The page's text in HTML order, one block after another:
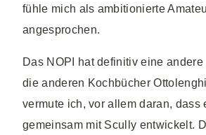
fühle mich als ambitionierte
angesprochen.
Das NOPI hat definitiv eine
die anderen Kochbücher
vermute ich, vor allem daran, dass
gemeinsam mit Scully entwickelt.